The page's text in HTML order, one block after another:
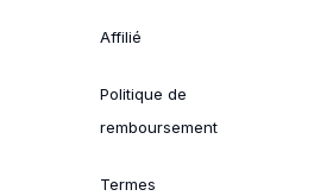
Affilié
Politique de
remboursement
Termes